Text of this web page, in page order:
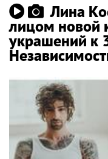
Лина
лицом новой
украшений к